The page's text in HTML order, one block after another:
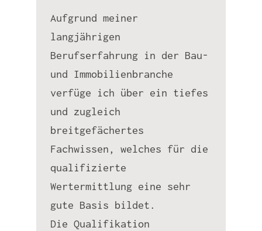
Aufgrund meiner
langjährigen
Berufserfahrung in der Bau-
und Immobilienbranche
verfüge ich über ein tiefes
und zugleich
breitgefächertes
Fachwissen, welches für die
qualifizierte
Wertermittlung eine sehr
gute Basis bildet.
Die Qualifikation